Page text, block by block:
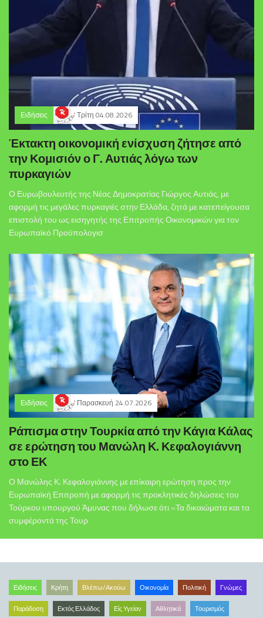
Ειδήσεις Τρίτη 04.08.2026
Έκτακτη οικονομική ενίσχυση ζήτησε από
την Κομισιόν ο Γ. Αυτιάς λόγω των
πυρκαγιών
Ο Ευρωβουλευτής της Νέας Δημοκρατίας Γιώργος Αυτιάς, με
αφορμή τις μεγάλες πυρκαγιές στην Ελλάδα, ζητά με κατεπείγουσα
επιστολή του ως εισηγητής της Επιτροπής Οικονομικών για τον
Ευρωπαϊκό Προϋπολογισ
Ειδήσεις Παρασκευή 24.07.2026
Ράπισμα στην Τουρκία από την Κάγια Κάλας
σε ερώτηση του Μανώλη Κ. Κεφαλογιάννη
στο ΕΚ
Ο Μανώλης Κ. Κεφαλογιάννης με επίκαιρη ερώτηση προς την
Ευρωπαϊκή Επιτροπή με αφορμή τις προκλητικές δηλώσεις του
Τούρκου υπουργού Άμυνας που δήλωσε ότι «Τα δικαιώματα και τα
συμφέροντά της Τουρ
Ειδήσεις Κρήτη Βλέπω/Ακούω Οικονομία Πολιτική Γνώμες
Παράδοση Εκτός Ελλάδος Είς Υγείαν Αθλητικά Τουρισμός